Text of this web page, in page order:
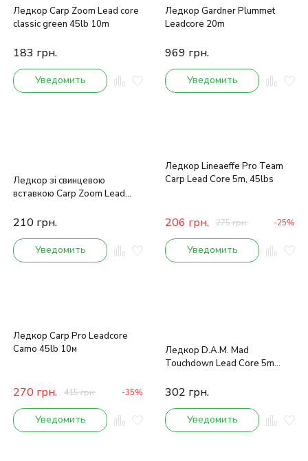
Ледкор Carp Zoom Lead core
classic green 45lb 10m
183 грн.
Уведомить
Ледкор Gardner Plummet
Leadcore 20m
969 грн.
Уведомить
Ледкор зі свинцевою
вставкою Carp Zoom Lead
210 грн.
Уведомить
Ледкор Lineaeffe Pro Team
Carp Lead Core 5m, 45lbs
206 грн. 275грн. -25%
Уведомить
Ледкор Carp Pro Leadcore
Camo 45lb 10м
270 грн. 415грн. -35%
Уведомить
Ледкор D.A.M. Mad
Touchdown Lead Core 5m
302 грн.
Уведомить